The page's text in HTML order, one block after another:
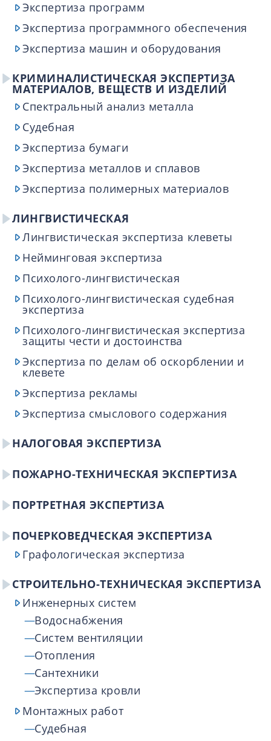
Экспертиза программ
Экспертиза программного обеспечения
Экспертиза машин и оборудования
КРИМИНАЛИСТИЧЕСКАЯ ЭКСПЕРТИЗА
МАТЕРИАЛОВ, ВЕЩЕСТВ И ИЗДЕЛИЙ
Спектральный анализ металла
Судебная
Экспертиза бумаги
Экспертиза металлов и сплавов
Экспертиза полимерных материалов
ЛИНГВИСТИЧЕСКАЯ
Лингвистическая экспертиза клеветы
Нейминговая экспертиза
Психолого-лингвистическая
Психолого-лингвистическая судебная
экспертиза
Психолого-лингвистическая экспертиза
защиты чести и достоинства
Экспертиза по делам об оскорблении и
клевете
Экспертиза рекламы
Экспертиза смыслового содержания
НАЛОГОВАЯ ЭКСПЕРТИЗА
ПОЖАРНО-ТЕХНИЧЕСКАЯ ЭКСПЕРТИЗА
ПОРТРЕТНАЯ ЭКСПЕРТИЗА
ПОЧЕРКОВЕДЧЕСКАЯ ЭКСПЕРТИЗА
Графологическая экспертиза
СТРОИТЕЛЬНО-ТЕХНИЧЕСКАЯ ЭКСПЕРТИЗА
Инженерных систем
Водоснабжения
Cистем вентиляции
Отопления
Сантехники
Экспертиза кровли
Монтажных работ
Судебная